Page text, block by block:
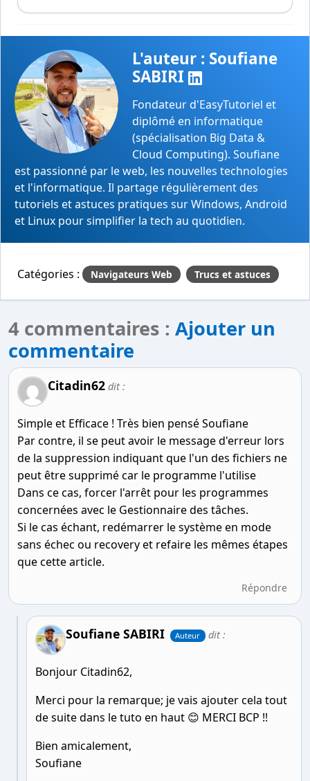
L'auteur : Soufiane
SABIRI
Fondateur d'EasyTutoriel et
diplômé en informatique
(spécialisation Big Data &
Cloud Computing). Soufiane
est passionné par le web, les nouvelles technologies
et l'informatique. Il partage régulièrement des
tutoriels et astuces pratiques sur Windows, Android
et Linux pour simplifier la tech au quotidien.
Catégories : Navigateurs Web Trucs et astuces
4 commentaires : Ajouter un
commentaire
Citadin62 dit :
Simple et Efficace ! Très bien pensé Soufiane
Par contre, il se peut avoir le message d'erreur lors
de la suppression indiquant que l'un des fichiers ne
peut être supprimé car le programme l'utilise
Dans ce cas, forcer l'arrêt pour les programmes
concernées avec le Gestionnaire des tâches.
Si le cas échant, redémarrer le système en mode
sans échec ou recovery et refaire les mêmes étapes
que cette article.
Répondre
Soufiane SABIRI Auteur dit :
Bonjour Citadin62,
Merci pour la remarque; je vais ajouter cela tout
de suite dans le tuto en haut 😊 MERCI BCP !!
Bien amicalement,
Soufiane